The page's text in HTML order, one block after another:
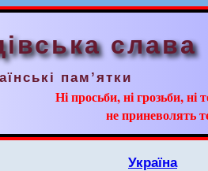
слава
пам’ятки
Ні просьби, ні грозьби, ні
не приневолять
Україна